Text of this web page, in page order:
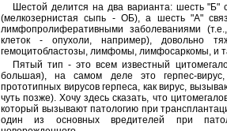
Шестой делится на два варианта: шесть "Б"
(мелкозернистая сыпь - ОБ), а шесть "А"
лимфопролиферативными заболеваниями
клеток - опухоли, например), довольно
гемоцитобластозы, лимфомы, лимфосаркомы, и
Пятый тип - это всем известный
большая), на самом деле это герпес-
прототипных вирусов герпеса, как вирус,
чуть позже). Хочу здесь сказать, что
который вызывают патологию при
один из основных вредителей при